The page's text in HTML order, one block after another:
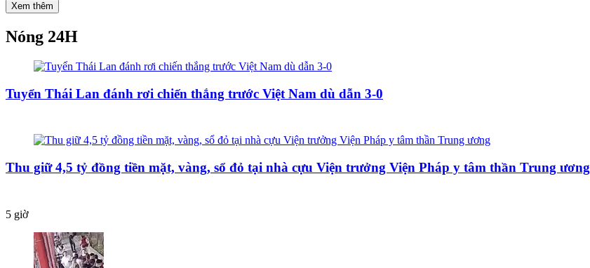
Xem thêm
Nóng 24H
Tuyển Thái Lan đánh rơi chiến thắng trước Việt Nam dù dẫn 3-0
Thu giữ 4,5 tỷ đồng tiền mặt, vàng, sổ đỏ tại nhà cựu Viện trưởng Viện Pháp y tâm thần Trung ương
5 giờ